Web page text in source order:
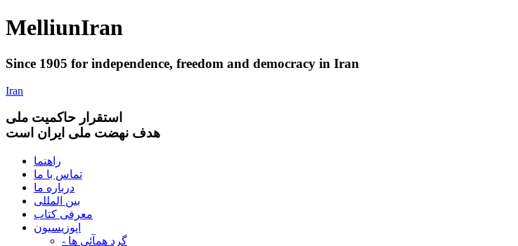
MelliunIran
Since 1905 for independence, freedom and democracy in Iran
Iran
استقرار حاکميت ملی
هدف نهضت ملی ایران است
راهنما
تماس با ما
درباره ما
بین المللی
معرفی کتاب
اپوزیسیون
- گرد همآئی ها